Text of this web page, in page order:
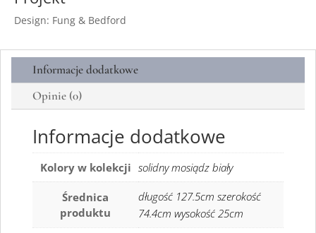
Design: Fung & Bedford
Informacje dodatkowe
Opinie (0)
Informacje dodatkowe
Kolory w kolekcji solidny mosiądz biały
Średnica
produktu
długość 127.5cm szerokość
74.4cm wysokość 25cm